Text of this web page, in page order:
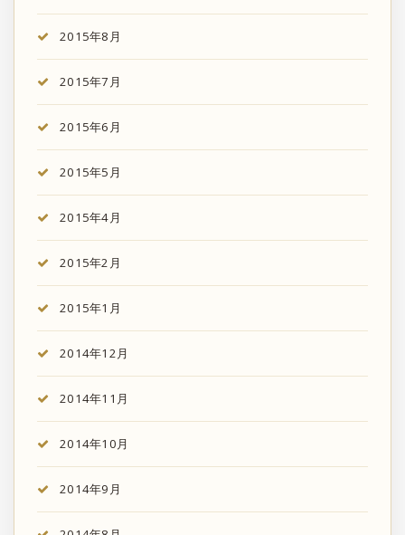
2015年8月
2015年7月
2015年6月
2015年5月
2015年4月
2015年2月
2015年1月
2014年12月
2014年11月
2014年10月
2014年9月